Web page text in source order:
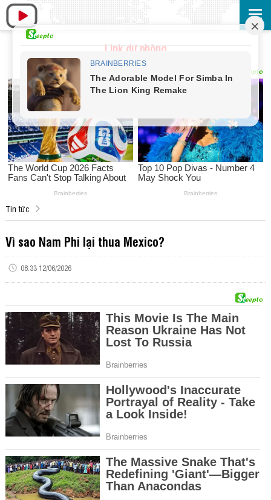
Link dự phòng
Tin tức
Vì sao Nam Phi lại thua Mexico?
08:33 12/06/2026